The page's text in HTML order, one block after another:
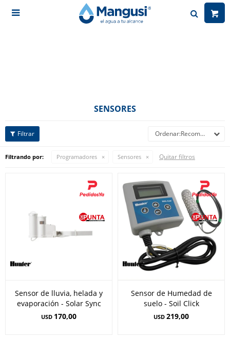

SENSORES
Recomendados
Filtrando por: Programadores Sensores Quitar filtros
Sensor de lluvia, helada y
evaporación - Solar Sync
USD 170,00
Sensor de Humedad de
suelo - Soil Click
USD 219,00